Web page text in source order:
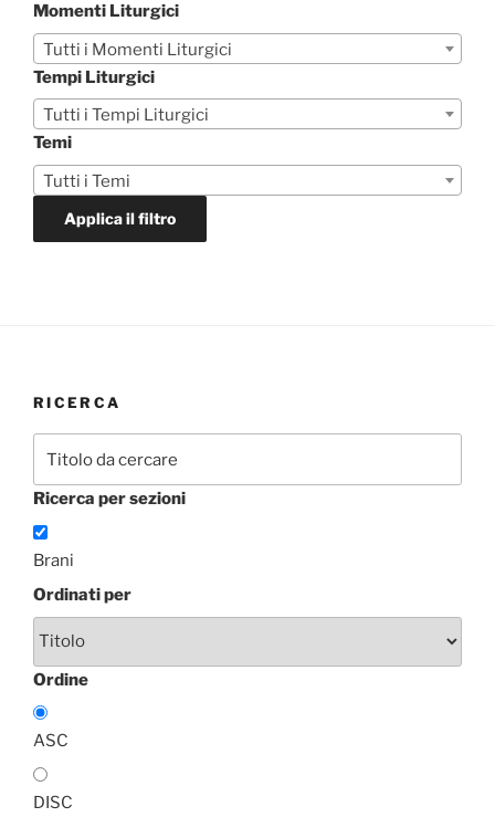
Momenti Liturgici
Tutti i Momenti Liturgici
Tempi Liturgici
Tutti i Tempi Liturgici
Temi
Tutti i Temi
Applica il filtro
RICERCA
Ricerca per sezioni
Brani
Ordinati per
Ordine
ASC
DISC